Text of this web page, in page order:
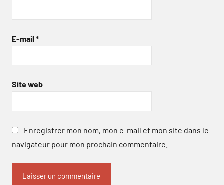
E-mail *
Site web
Enregistrer mon nom, mon e-mail et mon site dans le
navigateur pour mon prochain commentaire.